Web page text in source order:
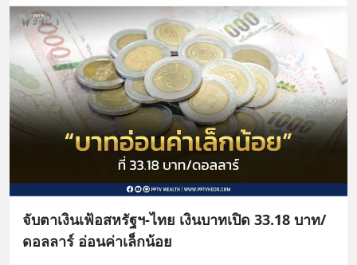
จับตาเงินเฟ้อสหรัฐฯ-ไทย เงินบาทเปิด 33.18 บาท/
ดอลลาร์ อ่อนค่าเล็กน้อย